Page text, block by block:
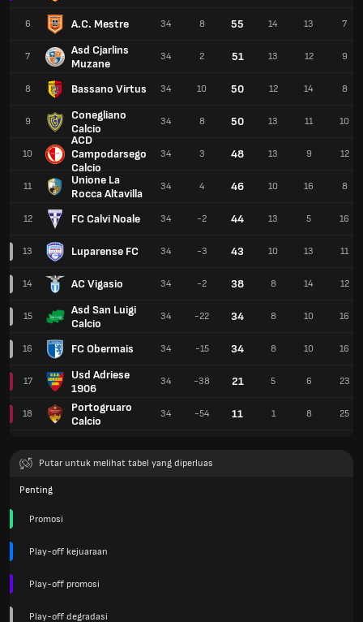
6 A.C. Mestre
7
Asd Cjarlins
Muzane
8 Bassano Virtus
9
Conegliano
Calcio
10
ACD
Campodarsego
Calcio
11
Unione La
Rocca Altavilla
12 FC Calvi Noale
13 Luparense FC
14 AC Vigasio
15
Asd San Luigi
Calcio
16 FC Obermais
17
Usd Adriese
1906
18
Portogruaro
Calcio
34 8 55 14 13 7
34 2 51 13 12 9
34 10 50 12 14 8
34 8 50 13 11 10
34 3 48 13 9 12
34 4 46 10 16 8
34 -2 44 13 5 16
34 -3 43 10 13 11
34 -2 38 8 14 12
34 -22 34 8 10 16
34 -15 34 8 10 16
34 -38 21 5 6 23
34 -54 11 1 8 25
Putar untuk melihat tabel yang diperluas
Penting
Promosi
Play-off kejuaraan
Play-off promosi
Play-off degradasi